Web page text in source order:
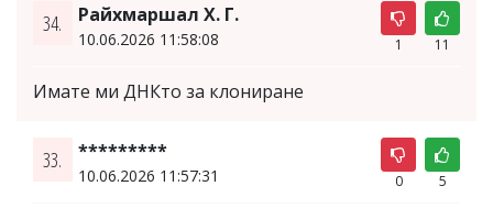
34. Райхмаршал Х. Г.
10.06.2026 11:58:08 1 11
Имате ми ДНКто за клониране
33. *********
10.06.2026 11:57:31 0 5